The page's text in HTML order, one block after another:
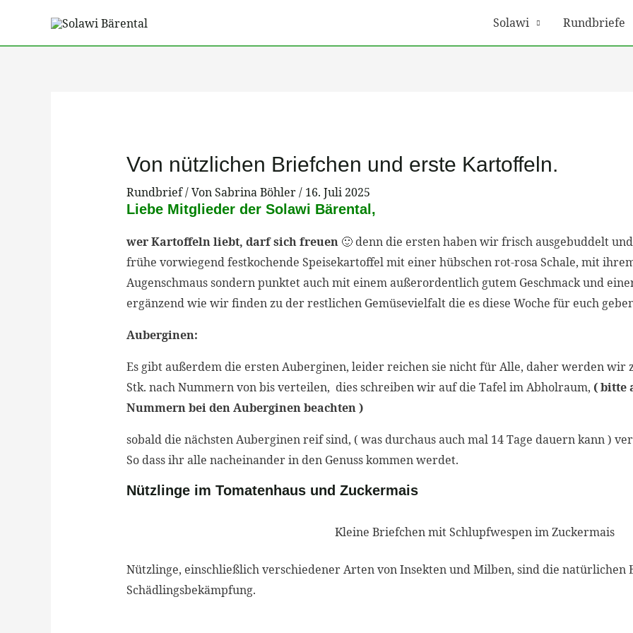
springen
Solawi Rundbriefe
Von nützlichen Briefchen und erste Kartoffeln.
Rundbrief/ VonSabrina Böhler/ 16. Juli 2025
Liebe Mitglieder der Solawi Bärental,
wer Kartoffeln liebt, darf sich freuen🙂 denn die ersten haben wir frisch ausgebuddelt
frühe vorwiegend festkochende Speisekartoffel mit einer hübschen rot-rosa Schale, mit
Augenschmaus sondern punktet auch mit einemaußerordentlich gutem Geschmack und
ergänzend wie wir finden zu der restlichen Gemüsevielfalt die es diese Woche für euch
Auberginen:
Es gibt außerdem die ersten Auberginen, leider reichen sie nicht für Alle, daher werden wir
Stk. nach Nummern von bis verteilen, dies schreiben wir auf die Tafel im Abholraum, ( bitte
Nummern bei den Auberginen beachten )
sobald die nächsten Auberginen reif sind, ( was durchaus auch mal 14 Tage dauern kann )
So dass ihr alle nacheinander in den Genuss kommen werdet.
Nützlinge im Tomatenhaus und Zuckermais
Kleine Briefchen mit Schlupfwespen im Zuckermais
Nützlinge, einschließlich verschiedener Arten von Insekten und Milben, sind die natürlichen
Schädlingsbekämpfung.